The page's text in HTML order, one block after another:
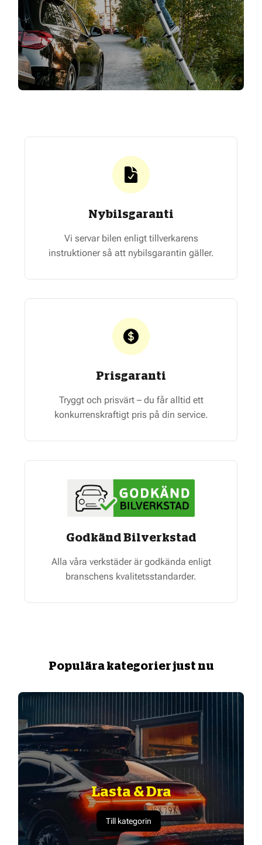
Nybilsgaranti
Vi servar bilen enligt tillverkarens
instruktioner så att nybilsgarantin gäller.
Prisgaranti
Tryggt och prisvärt – du får alltid ett
konkurrenskraftigt pris på din service.
Godkänd Bilverkstad
Alla våra verkstäder är godkända enligt
branschens kvalitetsstandarder.
Populära kategorier just nu
Lasta & Dra
Till kategorin